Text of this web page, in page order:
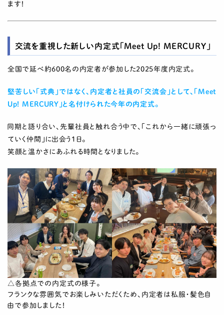
ます！
交流を重視した新しい内定式「Meet Up! MERCURY」
全国で延べ約600名の内定者が参加した2025年度内定式。
堅苦しい「式典」ではなく、内定者と社員の「交流会」として、「Meet
Up! MERCURY」と名付けられた今年の内定式。
同期と語り合い、先輩社員と触れ合う中で、「これから一緒に頑張っ
ていく仲間」に出会う1日。
笑顔と温かさにあふれる時間となりました。
△各拠点での内定式の様子。
フランクな雰囲気でお楽しみいただくため、内定者は私服・髪色自
由で参加しました！